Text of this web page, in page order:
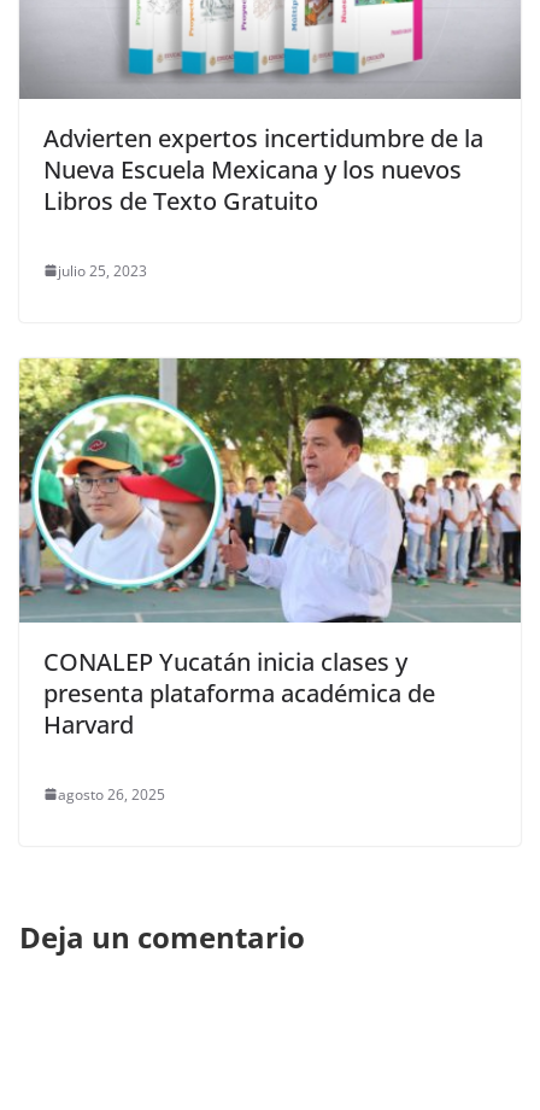
Advierten expertos incertidumbre de la
Nueva Escuela Mexicana y los nuevos
Libros de Texto Gratuito
julio 25, 2023
CONALEP Yucatán inicia clases y
presenta plataforma académica de
Harvard
agosto 26, 2025
Deja un comentario